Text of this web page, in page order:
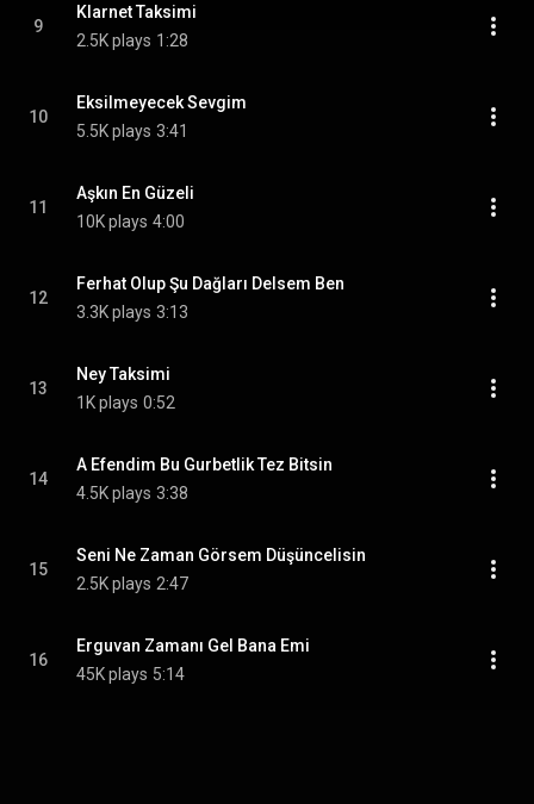
9
Klarnet Taksimi
2.5K plays 1:28
10
Eksilmeyecek Sevgim
5.5K plays 3:41
11
Aşkın En Güzeli
10K plays 4:00
12
Ferhat Olup Şu Dağları Delsem Ben
3.3K plays 3:13
13
Ney Taksimi
1K plays 0:52
14
A Efendim Bu Gurbetlik Tez Bitsin
4.5K plays 3:38
15
Seni Ne Zaman Görsem Düşüncelisin
2.5K plays 2:47
16
Erguvan Zamanı Gel Bana Emi
45K plays 5:14